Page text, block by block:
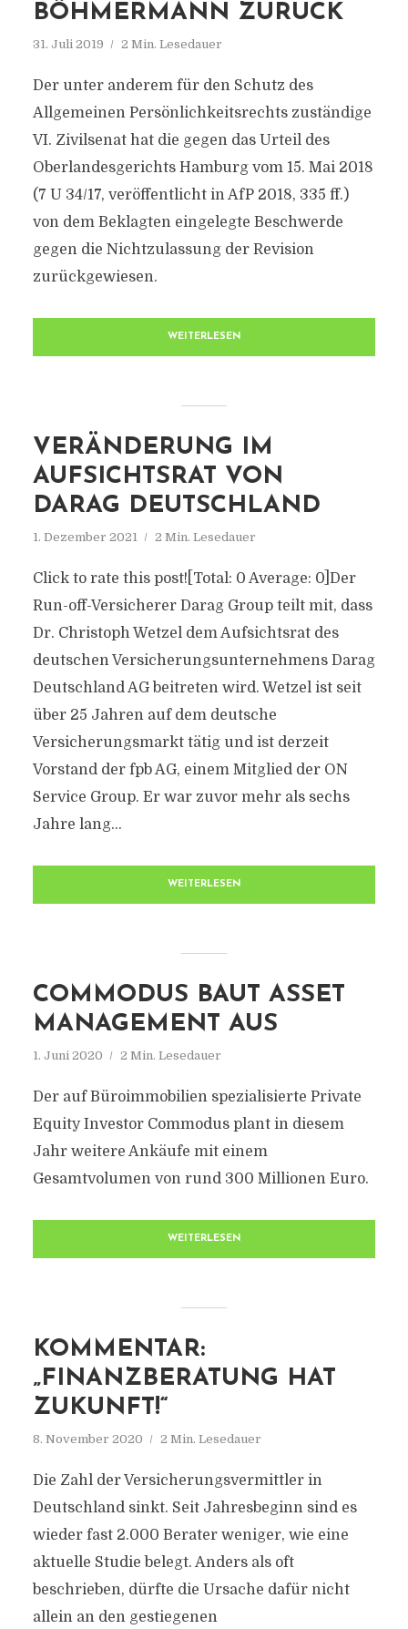
BÖHMERMANN ZURÜCK
31. Juli 2019 2 Min. Lesedauer
Der unter anderem für den Schutz des
Allgemeinen Persönlichkeitsrechts zuständige
VI. Zivilsenat hat die gegen das Urteil des
Oberlandesgerichts Hamburg vom 15. Mai 2018
(7 U 34/17, veröffentlicht in AfP 2018, 335 ff.)
von dem Beklagten eingelegte Beschwerde
gegen die Nichtzulassung der Revision
zurückgewiesen.
WEITERLESEN
VERÄNDERUNG IM
AUFSICHTSRAT VON
DARAG DEUTSCHLAND
1. Dezember 2021 2 Min. Lesedauer
Click to rate this post![Total: 0 Average: 0]Der
Run-off-Versicherer Darag Group teilt mit, dass
Dr. Christoph Wetzel dem Aufsichtsrat des
deutschen Versicherungsunternehmens Darag
Deutschland AG beitreten wird. Wetzel ist seit
über 25 Jahren auf dem deutsche
Versicherungsmarkt tätig und ist derzeit
Vorstand der fpb AG, einem Mitglied der ON
Service Group. Er war zuvor mehr als sechs
Jahre lang...
WEITERLESEN
COMMODUS BAUT ASSET
MANAGEMENT AUS
1. Juni 2020 2 Min. Lesedauer
Der auf Büroimmobilien spezialisierte Private
Equity Investor Commodus plant in diesem
Jahr weitere Ankäufe mit einem
Gesamtvolumen von rund 300 Millionen Euro.
WEITERLESEN
KOMMENTAR:
„FINANZBERATUNG HAT
ZUKUNFT!“
8. November 2020 2 Min. Lesedauer
Die Zahl der Versicherungsvermittler in
Deutschland sinkt. Seit Jahresbeginn sind es
wieder fast 2.000 Berater weniger, wie eine
aktuelle Studie belegt. Anders als oft
beschrieben, dürfte die Ursache dafür nicht
allein an den gestiegenen